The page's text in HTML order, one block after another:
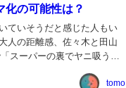
化の可能性は？
ていそうだと感じた人もい
人の距離感、佐々木と田山
スーパーの裏でヤニ吸うふ
tomo